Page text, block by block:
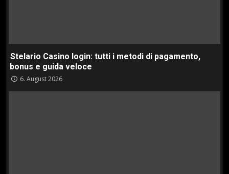
Stelario Casino login: tutti i metodi di pagamento,
bonus e guida veloce
6. August 2026